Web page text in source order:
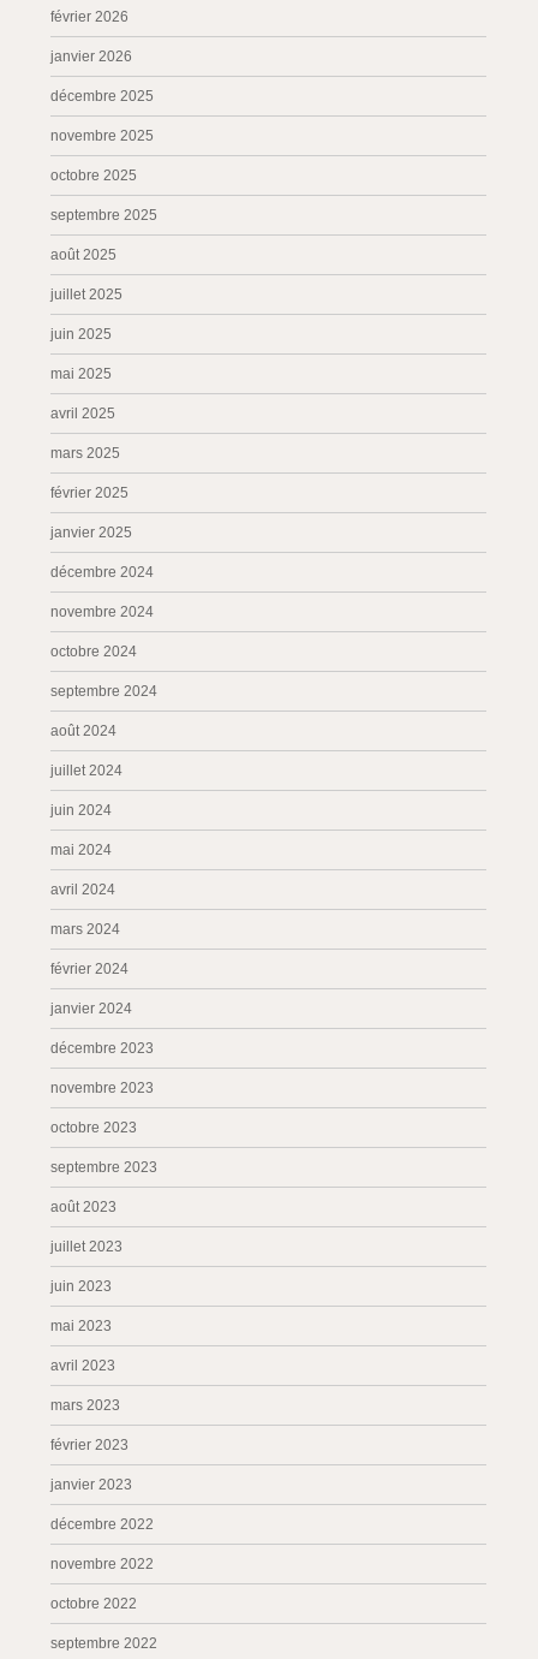
février 2026
janvier 2026
décembre 2025
novembre 2025
octobre 2025
septembre 2025
août 2025
juillet 2025
juin 2025
mai 2025
avril 2025
mars 2025
février 2025
janvier 2025
décembre 2024
novembre 2024
octobre 2024
septembre 2024
août 2024
juillet 2024
juin 2024
mai 2024
avril 2024
mars 2024
février 2024
janvier 2024
décembre 2023
novembre 2023
octobre 2023
septembre 2023
août 2023
juillet 2023
juin 2023
mai 2023
avril 2023
mars 2023
février 2023
janvier 2023
décembre 2022
novembre 2022
octobre 2022
septembre 2022